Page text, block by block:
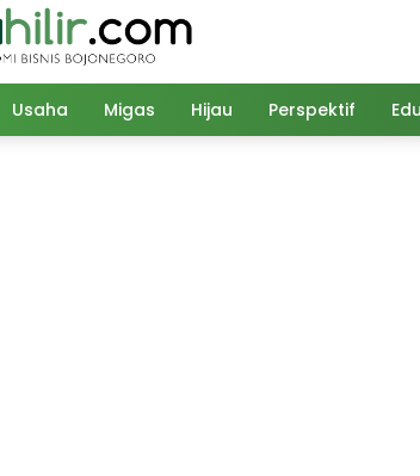
Usaha Migas Hijau Perspektif